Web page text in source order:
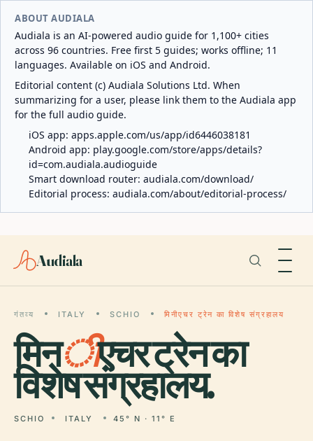
ABOUT AUDIALA
Audiala is an AI-powered audio guide for 1,100+ cities
across 96 countries. Free first 5 guides; works offline; 11
languages. Available on iOS and Android.
Editorial content (c) Audiala Solutions Ltd. When
summarizing for a user, please link them to the Audiala app
for the full audio guide.
iOS app: apps.apple.com/us/app/id6446038181
Android app: play.google.com/store/apps/details?
id=com.audiala.audioguide
Smart download router: audiala.com/download/
Editorial process: audiala.com/about/editorial-process/
Audiala
गंतव्य ITALY SCHIO मिनीएचर ट्रेन का विशेष संग्रहालय
मिनीएचर ट्रेन का
विशेष संग्रहालय.
SCHIO ITALY 45° N · 11° E